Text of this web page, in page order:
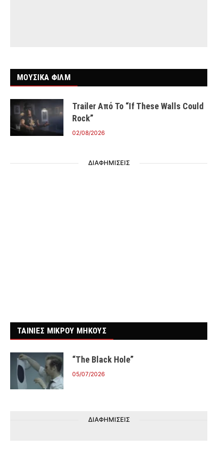
ΜΟΥΣΙΚΑ ΦΙΛΜ
Trailer Από Το “If These Walls Could
Rock”
02/08/2026
ΔΙΑΦΗΜΙΣΕΙΣ
ΤΑΙΝΙΕΣ ΜΙΚΡΟΥ ΜΗΚΟΥΣ
“The Black Hole”
05/07/2026
ΔΙΑΦΗΜΙΣΕΙΣ